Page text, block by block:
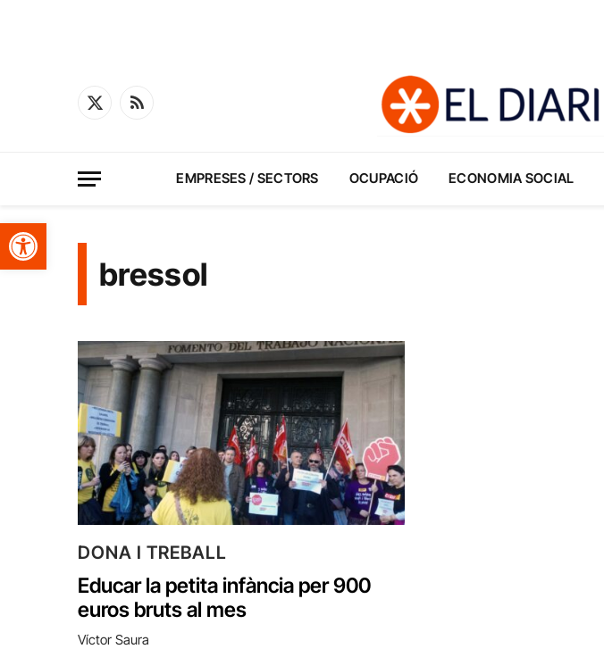
Obre la barra d'eines
X
RSS
EMPRESES / SECTORS OCUPACIÓ ECONOMIA SOCIAL
bressol
DONA I TREBALL
Educar la petita infància per 900
euros bruts al mes
Víctor Saura